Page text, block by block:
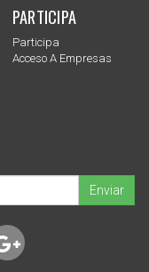
PARTICIPA
Participa
Acceso A Empresas
Enviar